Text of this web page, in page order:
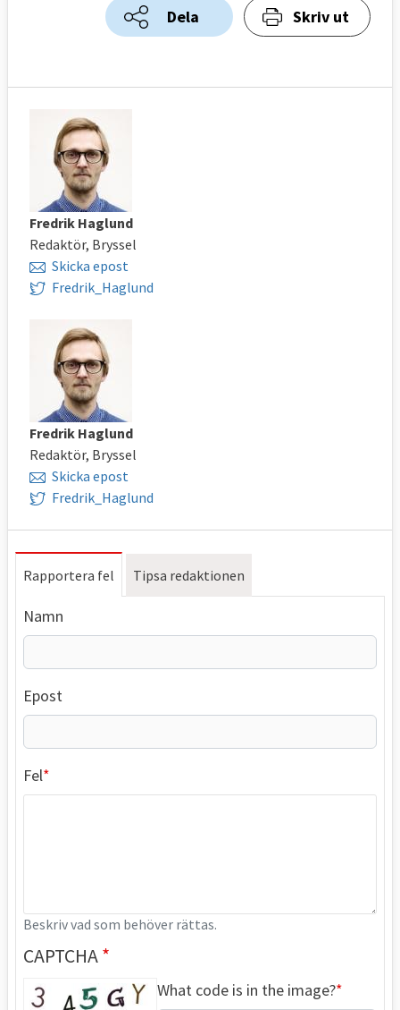
Dela Skriv ut
Fredrik Haglund
Redaktör, Bryssel
Skicka epost
Fredrik_Haglund
Fredrik Haglund
Redaktör, Bryssel
Skicka epost
Fredrik_Haglund
Rapportera fel Tipsa redaktionen
Namn
Epost
Fel
Beskriv vad som behöver rättas.
CAPTCHA
What code is in the image?